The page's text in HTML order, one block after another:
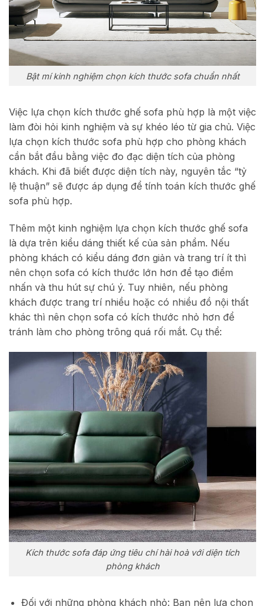
Bật mí kinh nghiệm chọn kích thước sofa chuẩn nhất
Việc lựa chọn kích thước ghế sofa phù hợp là một việc
làm đòi hỏi kinh nghiệm và sự khéo léo từ gia chủ. Việc
lựa chọn kích thước sofa phù hợp cho phòng khách
cần bắt đầu bằng việc đo đạc diện tích của phòng
khách. Khi đã biết được diện tích này, nguyên tắc “tỷ
lệ thuận” sẽ được áp dụng để tính toán kích thước ghế
sofa phù hợp.
Thêm một kinh nghiệm lựa chọn kích thước ghế sofa
là dựa trên kiểu dáng thiết kế của sản phẩm. Nếu
phòng khách có kiểu dáng đơn giản và trang trí ít thì
nên chọn sofa có kích thước lớn hơn để tạo điểm
nhấn và thu hút sự chú ý. Tuy nhiên, nếu phòng
khách được trang trí nhiều hoặc có nhiều đồ nội thất
khác thì nên chọn sofa có kích thước nhỏ hơn để
tránh làm cho phòng trông quá rối mắt. Cụ thể:
Kích thước sofa đáp ứng tiêu chí hài hoà với diện tích
phòng khách
Đối với những phòng khách nhỏ: Bạn nên lựa chọn